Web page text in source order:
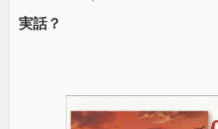
実話？